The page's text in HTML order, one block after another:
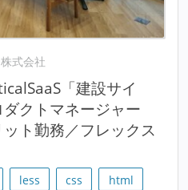
式会社
「建設サイ
クトマネージャー
ット勤務／フレックス
less css
html